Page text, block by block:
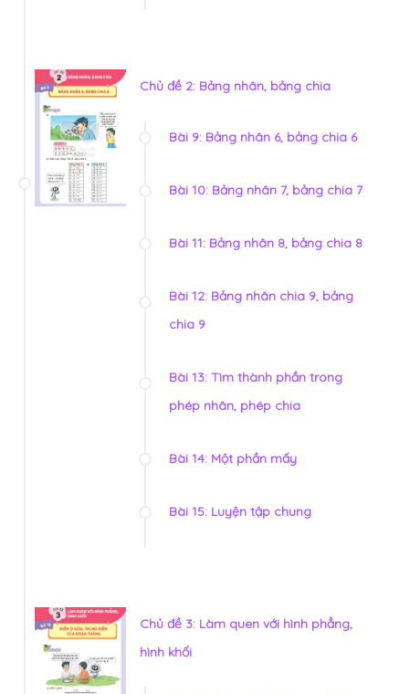
Chủ đề 2: Bảng nhân, bảng chia
Bài 9: Bảng nhân 6, bảng chia 6
Bài 10: Bảng nhân 7, bảng chia 7
Bài 11: Bảng nhân 8, bảng chia 8
Bài 12: Bảng nhân chia 9, bảng
chia 9
Bài 13: Tìm thành phần trong
phép nhân, phép chia
Bài 14: Một phần mấy
Bài 15: Luyện tập chung
Chủ đề 3: Làm quen với hình phẳng,
hình khối